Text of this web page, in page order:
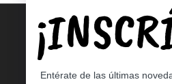
Entérate de las últimas